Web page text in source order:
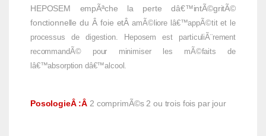
HEPOSEM empÃªche la perte dâ€™intÃ©gritÃ©
fonctionnelle du Â foie etÂamÃ©liore lâ€™appÃ©tit et le
processus de digestion. Heposem est particuliÃ¨rement
recommandÃ© pour minimiser les mÃ©faits de
lâ€™absorption dâ€™alcool.
PosologieÂ :Â2 comprimÃ©s 2 ou trois fois par jour